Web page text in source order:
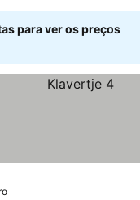
para ver os preços